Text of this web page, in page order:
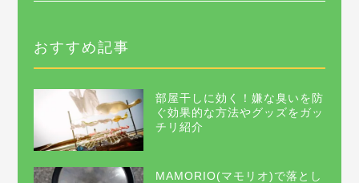
おすすめ記事
部屋干しに効く！嫌な臭いを防
ぐ効果的な方法やグッズをガッ
チリ紹介
MAMORIO(マモリオ)で落とし